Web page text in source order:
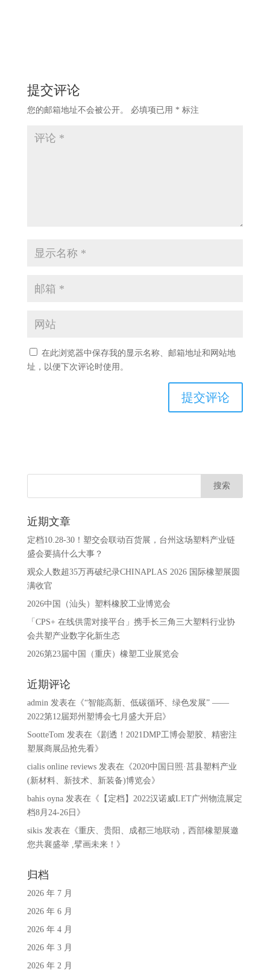
提交评论
您的邮箱地址不会被公开。 必填项已用 * 标注
在此浏览器中保存我的显示名称、邮箱地址和网站地
址，以便下次评论时使用。
近期文章
定档10.28-30！塑交会联动百货展，台州这场塑料产业链
盛会要搞什么大事？
观众人数超35万再破纪录CHINAPLAS 2026 国际橡塑展圆
满收官
2026中国（汕头）塑料橡胶工业博览会
「CPS+ 在线供需对接平台」携手长三角三大塑料行业协
会共塑产业数字化新生态
2026第23届中国（重庆）橡塑工业展览会
近期评论
admin发表在《“智能高新、低碳循环、绿色发展” ——
2022第12届郑州塑博会七月盛大开启》
SootteTom发表在《剧透！2021DMP工博会塑胶、精密注
塑展商展品抢先看》
cialis online reviews发表在《2020中国日照·莒县塑料产业
(新材料、新技术、新装备)博览会》
bahis oyna发表在《 【定档】2022汉诺威LET广州物流展定
档8月24-26日 》
sikis发表在《重庆、贵阳、成都三地联动，西部橡塑展邀
您共襄盛举 ,擘画未来！ 》
归档
2026 年 7 月
2026 年 6 月
2026 年 4 月
2026 年 3 月
2026 年 2 月